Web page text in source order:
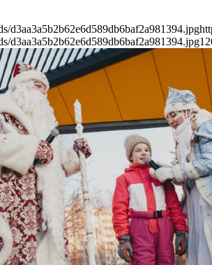
d3aa3a5b2b62e6d589db6baf2a981394.jpg
d3aa3a5b2b62e6d589db6baf2a981394.jpg